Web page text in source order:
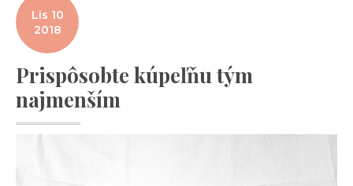
Lis 10
2018
Prispôsobte kúpeľňu tým
najmenším